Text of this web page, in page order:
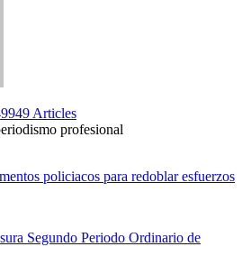
Articles
profesional
policiacos para redoblar esfuerzos
Segundo Periodo Ordinario de